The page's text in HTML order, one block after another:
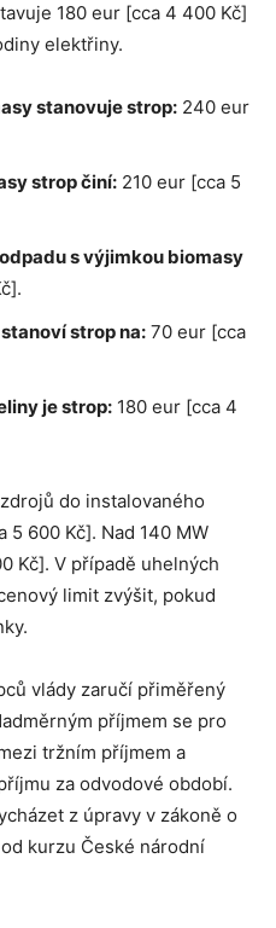
180 eur [cca 4 400 Kč]
elektřiny.
stanovuje strop: 240 eur
strop činí: 210 eur [cca 5
s výjimkou biomasy
strop na: 70 eur [cca
je strop: 180 eur [cca 4
do instalovaného
5 600 Kč]. Nad 140 MW
Kč]. V případě uhelných
limit zvýšit, pokud
vlády zaručí přiměřený
příjmem se pro
tržním příjmem a
za odvodové období.
z úpravy v zákoně o
kurzu České národní